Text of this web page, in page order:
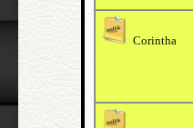
Corintha